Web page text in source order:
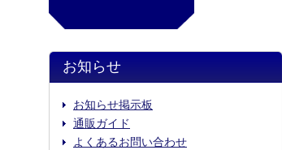
お知らせ
お知らせ掲示板
通販ガイド
よくあるお問い合わせ